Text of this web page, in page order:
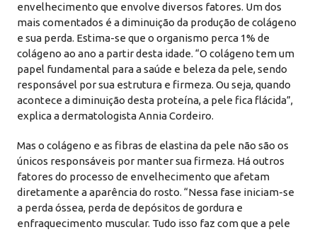
envelhecimento que envolve diversos fatores. Um dos
mais comentados é a diminuição da produção de colágeno
e sua perda. Estima-se que o organismo perca 1% de
colágeno ao ano a partir desta idade. “O colágeno tem um
papel fundamental para a saúde e beleza da pele, sendo
responsável por sua estrutura e firmeza. Ou seja, quando
acontece a diminuição desta proteína, a pele fica flácida”,
explica a dermatologista Annia Cordeiro.
Mas o colágeno e as fibras de elastina da pele não são os
únicos responsáveis por manter sua firmeza. Há outros
fatores do processo de envelhecimento que afetam
diretamente a aparência do rosto. “Nessa fase iniciam-se
a perda óssea, perda de depósitos de gordura e
enfraquecimento muscular. Tudo isso faz com que a pele